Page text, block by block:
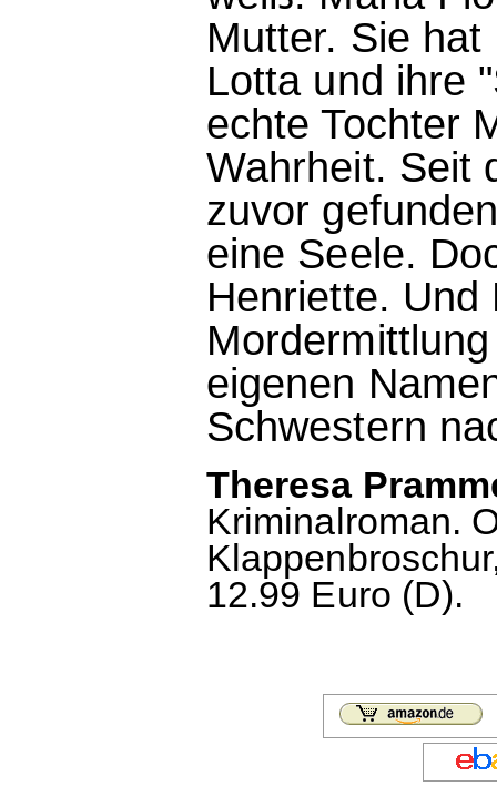
Mutter. Sie
Lotta und ihre
echte Tochter
Wahrheit. Seit
zuvor
eine Seele.
Henriette.
eigenen
Schwestern
Theresa
Kriminalroman.
12.99 Euro (D).